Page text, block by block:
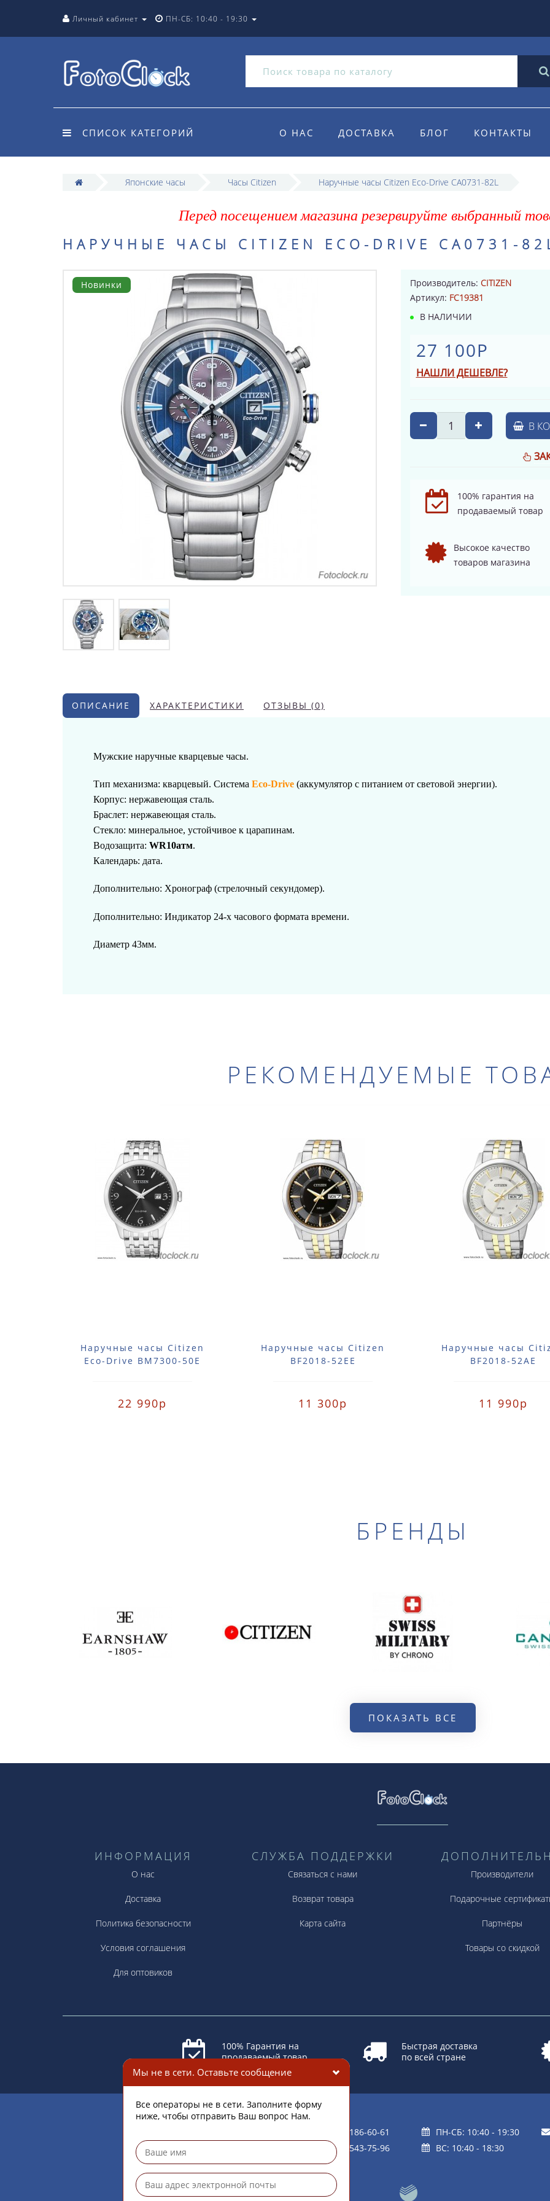
Личный кабинет ПН-СБ: 10:40 - 19:30
СПИСОК КАТЕГОРИЙ О НАС ДОСТАВКА БЛОГ КОНТАКТЫ
Японские часы Часы Citizen Наручные часы Citizen Eco-Drive CA0731-82L
Перед посещением магазина резервируйте выбранный
НАРУЧНЫЕ ЧАСЫ CITIZEN ECO-DRIVE CA0731-
Новинки Производитель: CITIZEN
Артикул: FC19381
В НАЛИЧИИ
27 100Р
НАШЛИ ДЕШЕВЛЕ?
В
100% гарантия на
продаваемый товар
Высокое качество
товаров магазина
ОПИСАНИЕ ХАРАКТЕРИСТИКИ ОТЗЫВЫ (0)
Мужские наручные кварцевые часы.
Тип механизма: кварцевый. Система Eco-Drive (аккумулятор с питанием от световой энергии).
Корпус: нержавеющая сталь.
Браслет: нержавеющая сталь.
Стекло: минеральное, устойчивое к царапинам.
Водозащита: WR10атм.
Календарь: дата.
Дополнительно: Хронограф (стрелочный секундомер).
Дополнительно: Индикатор 24-х часового формата времени.
Диаметр 43мм.
РЕКОМЕНДУЕМЫЕ
Наручные часы Citizen
Eco-Drive BM7300-50E
22 990р
Наручные часы Citizen
BF2018-52EE
11 300р
Наручные часы
BF2018-52AE
11 990р
БРЕНДЫ
ПОКАЗАТЬ ВСЕ
ИНФОРМАЦИЯ
О нас
Доставка
Политика безопасности
Условия соглашения
Для оптовиков
СЛУЖБА ПОДДЕРЖКИ
Связаться с нами
Возврат товара
Карта сайта
Производители
Подарочные
Партнёры
Товары со скидкой
100% Гарантия на
продаваемый товар
Быстрая доставка
по всей стране
3 стр 1 ТЦ Город Хобби
+7 (901) 186-60-61
+7 (901) 543-75-96
ПН-СБ: 10:40 - 19:30
ВС: 10:40 - 18:30